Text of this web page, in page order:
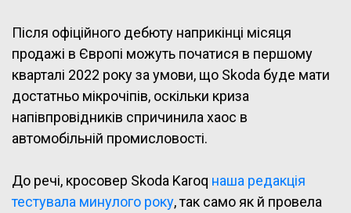
Після офіційного дебюту наприкінці місяця
продажі в Європі можуть початися в першому
кварталі 2022 року за умови, що Skoda буде мати
достатньо мікрочіпів, оскільки криза
напівпровідників спричинила хаос в
автомобільній промисловості.
До речі, кросовер Skoda Karoq наша редакція
тестувала минулого року, так само як й провела